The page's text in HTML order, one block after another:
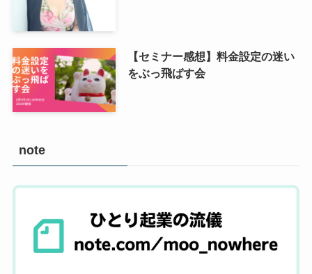
【セミナー感想】料金設定の迷い
をぶっ飛ばす会
note